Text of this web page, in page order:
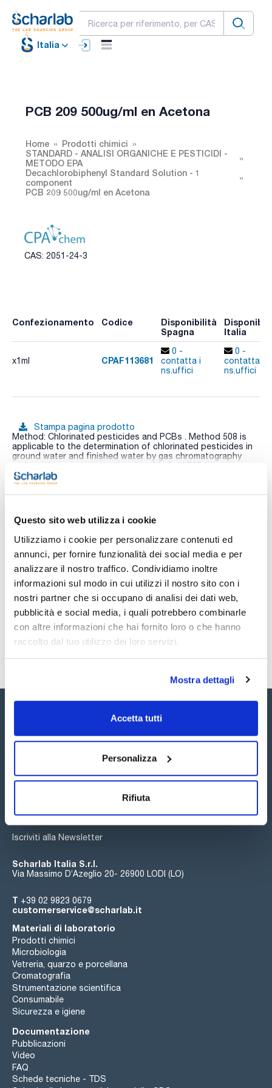
Questo sito web utilizza i cookie
Utilizziamo i cookie per personalizzare contenuti ed
annunci, per fornire funzionalità dei social media e per
analizzare il nostro traffico. Condividiamo inoltre
informazioni sul modo in cui utilizzi il nostro sito con i
nostri partner che si occupano di analisi dei dati web,
pubblicità e social media, i quali potrebbero combinarle
con altre informazioni che hai fornito loro o che hanno
raccolto dal tuo utilizzo dei loro servizi.
Mostra dettagli
Accetta tutti
Personalizza
Rifiuta
Italia
PCB 209 500ug/ml en Acetona
Home
Prodotti chimici
STANDARD - ANALISI ORGANICHE E PESTICIDI -
METODO EPA
Decachlorobiphenyl Standard Solution - 1
component
PCB 209 500ug/ml en Acetona
CAS: 2051-24-3
Confezionamento Codice
Disponibilità
Spagna
Italia
x1ml CPAF113681
0 -
contatta i
ns.uffici
0 -
contatta i
ns.uffici
Stampa pagina prodotto
Method: Chlorinated pesticides and PCBs . Method 508 is
applicable to the determination of chlorinated pesticides in
ground water and finished water by gas chromatography
with an electron capture detector. Method 508.1 is
applicable to the determination of chlorinated pesticides,
herbicides, and organohalides in ground water and drinking
water in any treatment stage using extraction and electron-
Biphenyls (PCBs) by gas chromatography in raw source
Composition:
PCB 209 1000µg/ml [2051-24-3]
Vedi di più
Documentazione tecnica
TDS / Scheda tecnica
Registrati per i download
COA
Registrati per i download
SDS / Scheda di
Sicurezza
Registrati per i download
Iscriviti alla Newsletter
Scharlab Italia S.r.l.
Via Massimo D’Azeglio 20- 26900 LODI (LO)
T +39 02 9823 0679
customerservice@scharlab.it
Materiali di laboratorio
Prodotti chimici
Microbiologia
Vetreria, quarzo e porcellana
Cromatografia
Strumentazione scientifica
Consumabile
Sicurezza e igiene
Documentazione
Pubblicazioni
Video
FAQ
Schede tecniche - TDS